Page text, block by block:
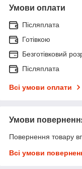
Умови оплати
Післяплата
Готівкою
Безготівковий
Післяплата
Всі умови оплати
Умови
Повернення товару
Всі умови